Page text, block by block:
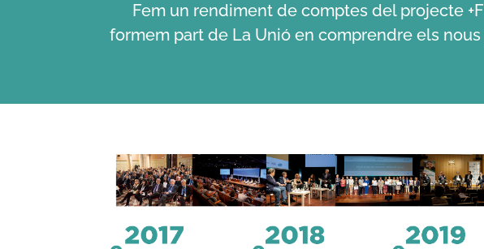
Fem un rendiment de comptes del projecte
formem part de La Unió en comprendre els